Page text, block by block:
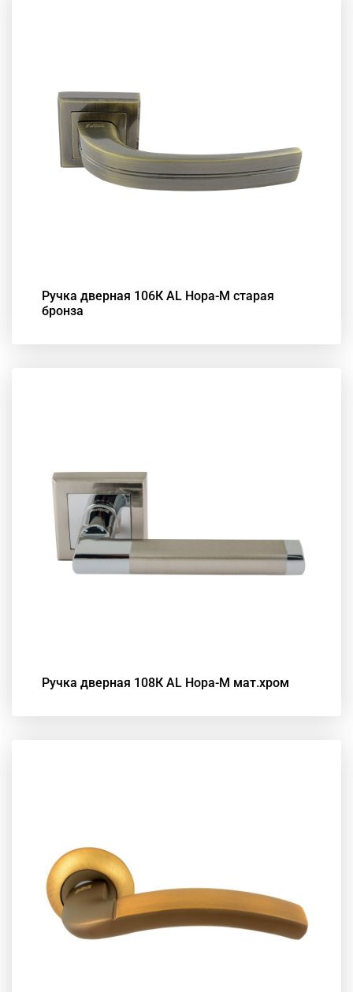
Ручка дверная 106К АL Нора-М старая
бронза
Ручка дверная 108К АL Нора-М мат.хром